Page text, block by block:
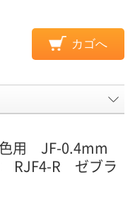
カゴへ
用 JF-0.4mm
R ゼブラ